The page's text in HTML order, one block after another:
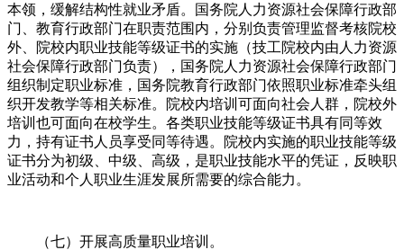
本领，缓解结构性就业矛盾。国务院人力资源社会保障行政部
门、教育行政部门在职责范围内，分别负责管理监督考核院校
外、院校内职业技能等级证书的实施（技工院校内由人力资源
社会保障行政部门负责），国务院人力资源社会保障行政部门
组织制定职业标准，国务院教育行政部门依照职业标准牵头组
织开发教学等相关标准。院校内培训可面向社会人群，院校外
培训也可面向在校学生。各类职业技能等级证书具有同等效
力，持有证书人员享受同等待遇。院校内实施的职业技能等级
证书分为初级、中级、高级，是职业技能水平的凭证，反映职
业活动和个人职业生涯发展所需要的综合能力。
（七）开展高质量职业培训。